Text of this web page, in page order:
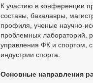
К участию в конференции
составы, бакалавры,
профиля, ученые научно-
проблемных лабораторий,
управления ФК и спортом,
индустрии спорта.
Основные направления